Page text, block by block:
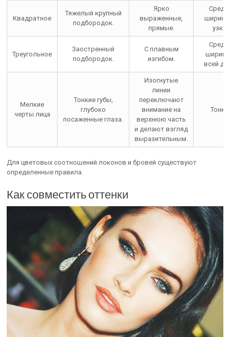
Квадратное
Тяжелый крупный
подбородок.
Ярко
выраженные,
прямые.
Треугольное
Заостренный
подбородок.
С плавным
изгибом.
всей
Мелкие
черты лица
Тонкие губы,
глубоко
посаженные глаза.
Изогнутые
линии
переключают
внимание на
верхнюю часть
и делают взгляд
выразительным.
Для цветовых соотношений локонов и бровей существуют
определенные правила.
Как совместить оттенки